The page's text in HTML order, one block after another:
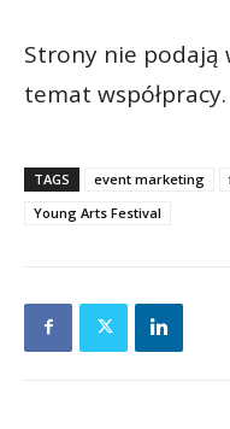
Strony nie podają
temat
TAGS event marketing
Young Arts Festival